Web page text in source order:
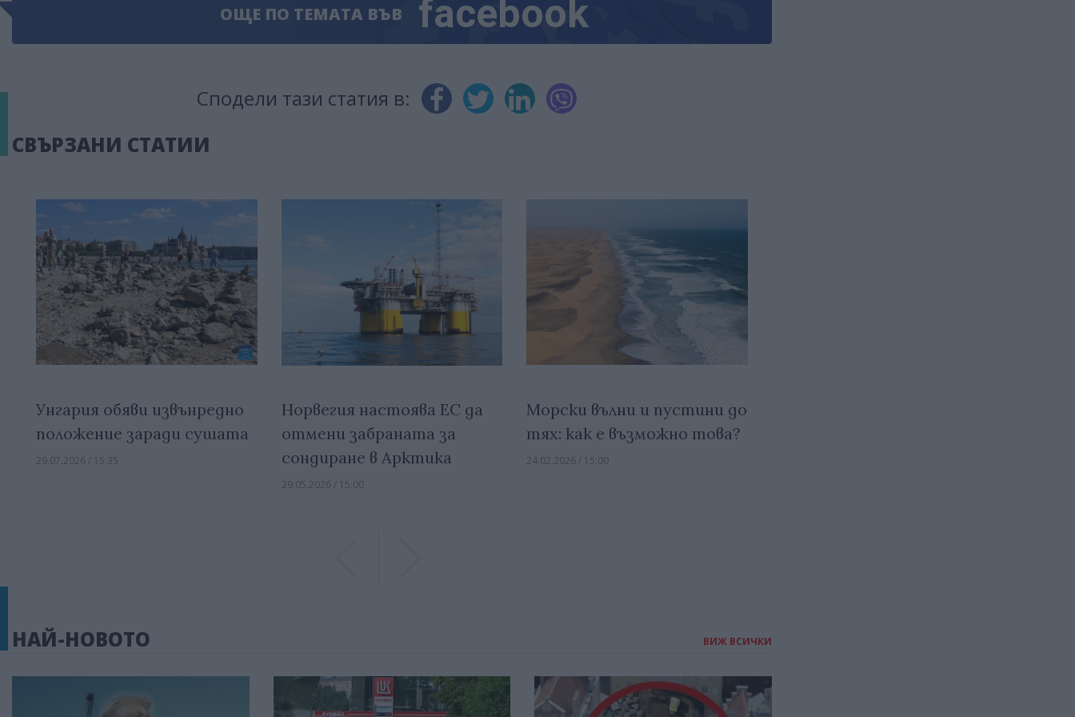
ОЩЕ ПО ТЕМАТА ВЪВ facebook
Сподели тази статия в:
СВЪРЗАНИ СТАТИИ
Унгария обяви извънредно
положение заради сушата
29.07.2026 / 15:35
Норвегия настоява ЕС да
отмени забраната за
сондиране в Арктика
29.05.2026 / 15:00
Морски вълни и пустини до
тях: как е възможно това?
24.02.2026 / 15:00
НАЙ-НОВОТО ВИЖ ВСИЧКИ